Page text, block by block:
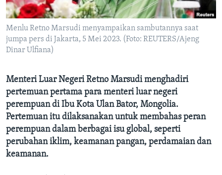
Menlu Retno Marsudi menyampaikan sambutannya saat
jumpa pers di Jakarta, 5 Mei 2023. (Foto: REUTERS/Ajeng
Dinar Ulfiana)
Menteri Luar Negeri Retno Marsudi menghadiri
pertemuan pertama para menteri luar negeri
perempuan di Ibu Kota Ulan Bator, Mongolia.
Pertemuan itu dilaksanakan untuk membahas peran
perempuan dalam berbagai isu global, seperti
perubahan iklim, keamanan pangan, perdamaian dan
keamanan.